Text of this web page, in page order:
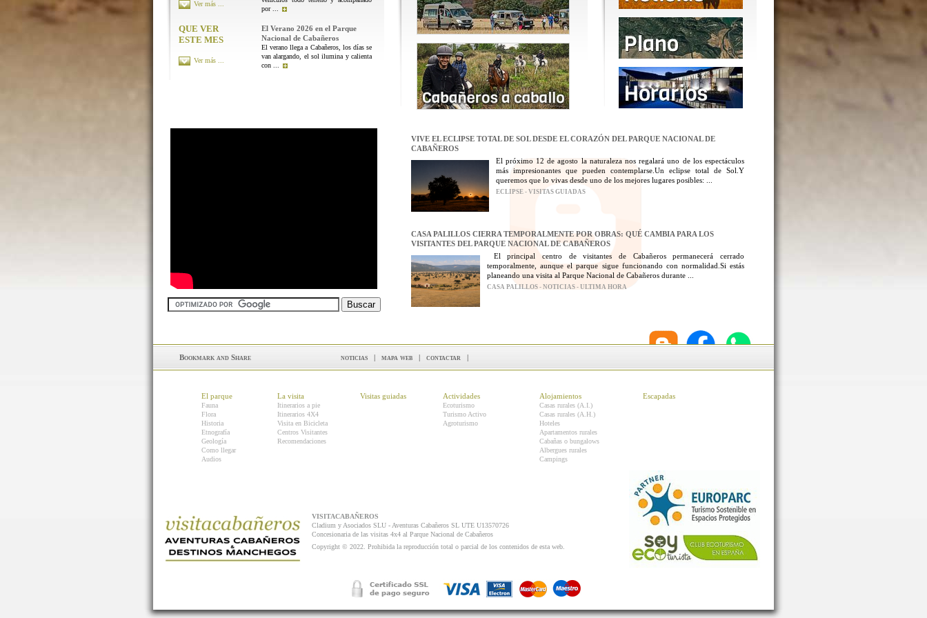
por ...
Ver más ...
QUE VER
ESTE MES
El Verano 2026 en el Parque
Nacional de Cabañeros
El verano llega a Cabañeros, los días se
van alargando, el sol ilumina y calienta
con ...
Ver más ...
VIVE EL ECLIPSE TOTAL DE SOL DESDE EL CORAZÓN DEL PARQUE NACIONAL DE
CABAÑEROS
El próximo 12 de agosto la naturaleza nos regalará uno de los espectáculos
más impresionantes que pueden contemplarse.Un eclipse total de Sol.Y
queremos que lo vivas desde uno de los mejores lugares posibles: ...
ECLIPSE - VISITAS GUIADAS
CASA PALILLOS CIERRA TEMPORALMENTE POR OBRAS: QUÉ CAMBIA PARA LOS
VISITANTES DEL PARQUE NACIONAL DE CABAÑEROS
El principal centro de visitantes de Cabañeros permanecerá cerrado
temporalmente, aunque el parque sigue funcionando con normalidad.Si estás
planeando una visita al Parque Nacional de Cabañeros durante ...
CASA PALILLOS - NOTICIAS - ULTIMA HORA
noticias | mapa web | contactar |
El parque
Fauna
Flora
Historia
Etnografía
Geología
Como llegar
Audios
La visita
Itinerarios a pie
Itinerarios 4X4
Visita en Bicicleta
Centros Visitantes
Recomendaciones
Visitas guiadas Actividades
Ecoturismo
Turismo Activo
Agroturismo
Alojamientos
Casas rurales (A.I.)
Casas rurales (A.H.)
Hoteles
Apartamentos rurales
Cabañas o bungalows
Albergues rurales
Campings
Escapadas
VISITACABAÑEROS
Cladium y Asociados SLU - Aventuras Cabañeros SL UTE U13570726
Concesionaria de las visitas 4x4 al Parque Nacional de Cabañeros
Copyright © 2022. Prohibida la reproducción total o parcial de los contenidos de esta web.